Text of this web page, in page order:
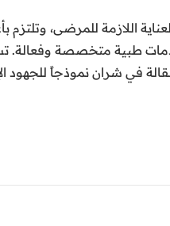
اللازمة للمرضى،
طبية متخصصة وفعالة.
في شران نموذجاً للجهود